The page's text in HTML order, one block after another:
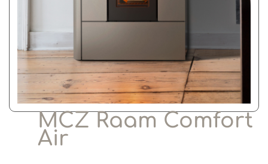
MCZ Raam Comfort
Air